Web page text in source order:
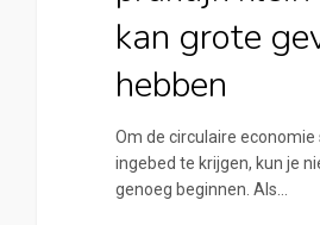
kan grote
hebben
Om de circulaire economie
ingebed te krijgen, kun je
genoeg beginnen. Als…